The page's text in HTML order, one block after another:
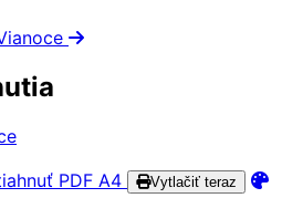
PDF A4 Vytlačiť teraz